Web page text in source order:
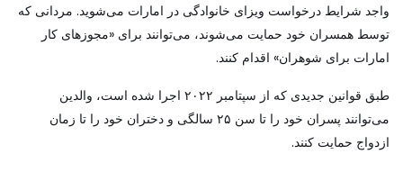
واجد شرایط درخواست ویزای خانوادگی در امارات می‌شوید. مردانی که
توسط همسران خود حمایت می‌شوند، می‌توانند برای «مجوزهای کار
امارات برای شوهران» اقدام کنند.
طبق قوانین جدیدی که از سپتامبر ۲۰۲۲ اجرا شده است، والدین
می‌توانند پسران خود را تا سن ۲۵ سالگی و دختران خود را تا زمان
ازدواج حمایت کنند.